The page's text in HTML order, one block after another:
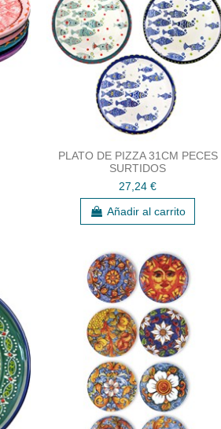
PLATO DE PIZZA 31CM PECES
SURTIDOS
27,24 €
Añadir al carrito